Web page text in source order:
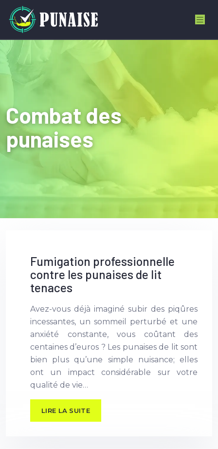
Combat des
punaises
Fumigation professionnelle
contre les punaises de lit
tenaces
Avez-vous déjà imaginé subir des piqûres
incessantes, un sommeil perturbé et une
anxiété constante, vous coûtant des
centaines d’euros ? Les punaises de lit sont
bien plus qu’une simple nuisance; elles
ont un impact considérable sur votre
qualité de vie…
LIRE LA SUITE